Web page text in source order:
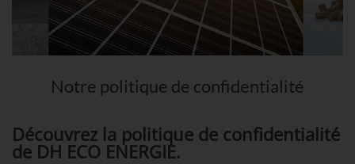
Notre politique de confidentialité
Découvrez la politique de confidentialité
de DH ECO ENERGIE.